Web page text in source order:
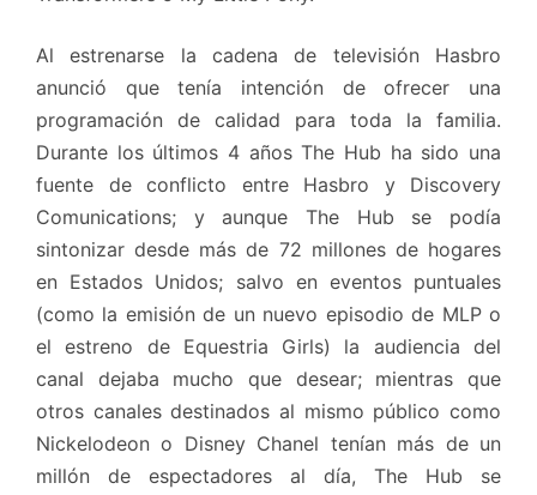
Al estrenarse la cadena de televisión Hasbro
anunció que tenía intención de ofrecer una
programación de calidad para toda la familia.
Durante los últimos 4 años The Hub ha sido una
fuente de conflicto entre Hasbro y Discovery
Comunications; y aunque The Hub se podía
sintonizar desde más de 72 millones de hogares
en Estados Unidos; salvo en eventos puntuales
(como la emisión de un nuevo episodio de MLP o
el estreno de Equestria Girls) la audiencia del
canal dejaba mucho que desear; mientras que
otros canales destinados al mismo público como
Nickelodeon o Disney Chanel tenían más de un
millón de espectadores al día, The Hub se